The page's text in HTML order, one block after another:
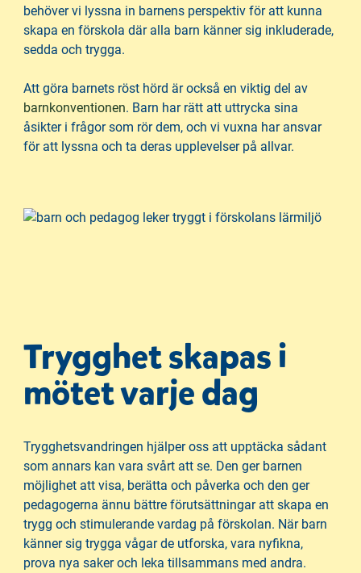
behöver vi lyssna in barnens perspektiv för att kunna
skapa en förskola där alla barn känner sig inkluderade,
sedda och trygga.
Att göra barnets röst hörd är också en viktig del av
barnkonventionen(
ö
p
s
ö
s
r
)
. Barn har rätt att uttrycka sina
åsikter i frågor som rör dem, och vi vuxna har ansvar
för att lyssna och ta deras upplevelser på allvar.
Trygghet skapas i
mötet varje dag
Trygghetsvandringen hjälper oss att upptäcka sådant
som annars kan vara svårt att se. Den ger barnen
möjlighet att visa, berätta och påverka och den ger
pedagogerna ännu bättre förutsättningar att skapa en
trygg och stimulerande vardag på förskolan. När barn
känner sig trygga vågar de utforska, vara nyfikna,
prova nya saker och leka tillsammans med andra.